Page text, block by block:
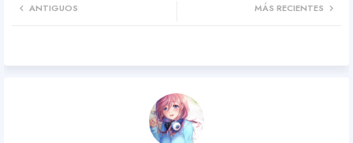
pp
MÁS RECIENTES
ANTIGUOS